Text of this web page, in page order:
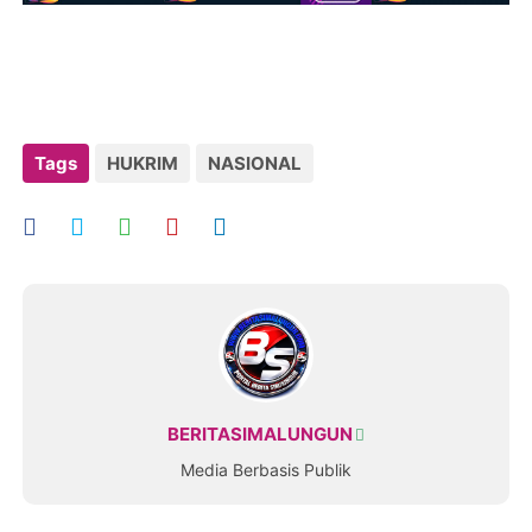
Tags HUKRIM NASIONAL
BERITASIMALUNGUN
Media Berbasis Publik